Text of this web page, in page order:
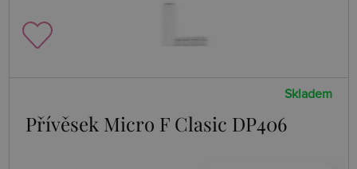
Skladem
Přívěsek Micro F Clasic DP406